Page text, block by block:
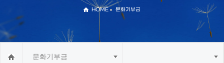
HOME 문화기부금
문화기부금